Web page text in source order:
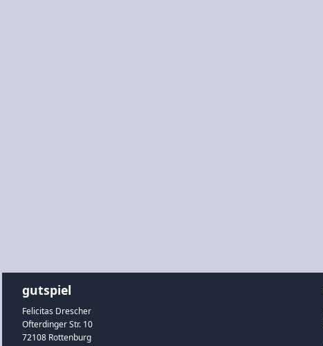
gutspiel
Felicitas Drescher
Ofterdinger Str. 10
72108 Rottenburg